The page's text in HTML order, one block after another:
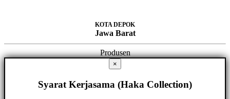
KOTA DEPOK
Jawa Barat
Produsen
×
Syarat Kerjasama (Haka Collection)